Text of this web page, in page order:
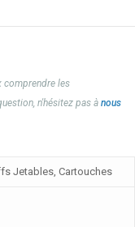
comprendre les
n'hésitez pas à nous
Jetables, Cartouches